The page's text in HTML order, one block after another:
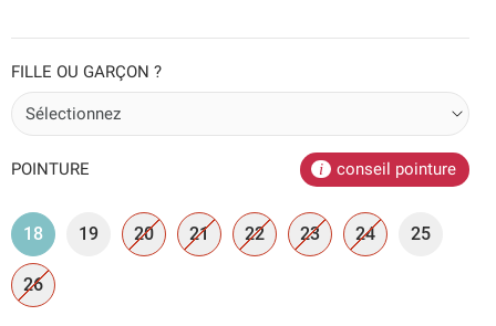
FILLE OU GARÇON ?
POINTURE conseil pointure
18 19 20 21 22 23 24 25
26